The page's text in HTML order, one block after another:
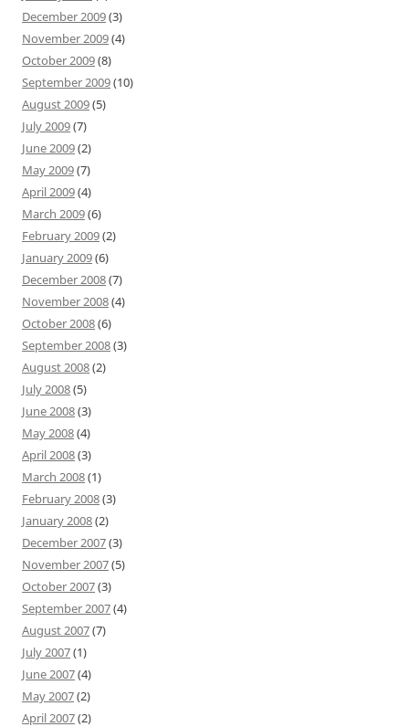
December 2009(3)
November 2009(4)
October 2009(8)
September 2009(10)
August 2009(5)
July 2009(7)
June 2009(2)
May 2009(7)
April 2009(4)
March 2009(6)
February 2009(2)
January 2009(6)
December 2008(7)
November 2008(4)
October 2008(6)
September 2008(3)
August 2008(2)
July 2008(5)
June 2008(3)
May 2008(4)
April 2008(3)
March 2008(1)
February 2008(3)
January 2008(2)
December 2007(3)
November 2007(5)
October 2007(3)
September 2007(4)
August 2007(7)
July 2007(1)
June 2007(4)
May 2007(2)
April 2007(2)